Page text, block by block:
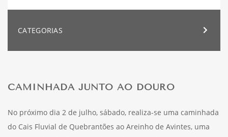
CATEGORIAS
CAMINHADA JUNTO AO DOURO
No próximo dia 2 de julho, sábado, realiza-se uma caminhada
do Cais Fluvial de Quebrantões ao Areinho de Avintes, uma